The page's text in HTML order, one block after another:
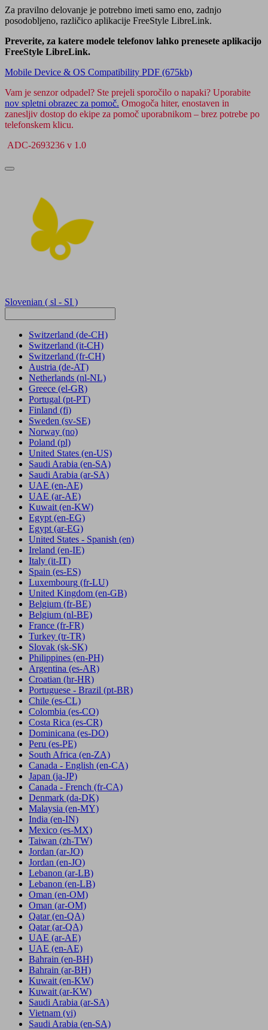
Za pravilno delovanje je potrebno imeti samo eno, zadnjo
posodobljeno, različico aplikacije FreeStyle LibreLink.
Preverite, za katere modele telefonov lahko prenesete aplikacijo
FreeStyle LibreLink.
Mobile Device & OS Compatibility PDF (675kb)
Vam je senzor odpadel? Ste prejeli sporočilo o napaki? Uporabite
nov spletni obrazec za pomoč. Omogoča hiter, enostaven in
zanesljiv dostop do ekipe za pomoč uporabnikom – brez potrebe po
telefonskem klicu.
ADC-2693236 v 1.0
Slovenian ( sl - SI )
Switzerland (de-CH)
Switzerland (it-CH)
Switzerland (fr-CH)
Austria (de-AT)
Netherlands (nl-NL)
Greece (el-GR)
Portugal (pt-PT)
Finland (fi)
Sweden (sv-SE)
Norway (no)
Poland (pl)
United States (en-US)
Saudi Arabia (en-SA)
Saudi Arabia (ar-SA)
UAE (en-AE)
UAE (ar-AE)
Kuwait (en-KW)
Egypt (en-EG)
Egypt (ar-EG)
United States - Spanish (en)
Ireland (en-IE)
Italy (it-IT)
Spain (es-ES)
Luxembourg (fr-LU)
United Kingdom (en-GB)
Belgium (fr-BE)
Belgium (nl-BE)
France (fr-FR)
Turkey (tr-TR)
Slovak (sk-SK)
Philippines (en-PH)
Argentina (es-AR)
Croatian (hr-HR)
Portuguese - Brazil (pt-BR)
Chile (es-CL)
Colombia (es-CO)
Costa Rica (es-CR)
Dominicana (es-DO)
Peru (es-PE)
South Africa (en-ZA)
Canada - English (en-CA)
Japan (ja-JP)
Canada - French (fr-CA)
Denmark (da-DK)
Malaysia (en-MY)
India (en-IN)
Mexico (es-MX)
Taiwan (zh-TW)
Jordan (ar-JO)
Jordan (en-JO)
Lebanon (ar-LB)
Lebanon (en-LB)
Oman (en-OM)
Oman (ar-OM)
Qatar (en-QA)
Qatar (ar-QA)
UAE (ar-AE)
UAE (en-AE)
Bahrain (en-BH)
Bahrain (ar-BH)
Kuwait (en-KW)
Kuwait (ar-KW)
Saudi Arabia (ar-SA)
Vietnam (vi)
Saudi Arabia (en-SA)